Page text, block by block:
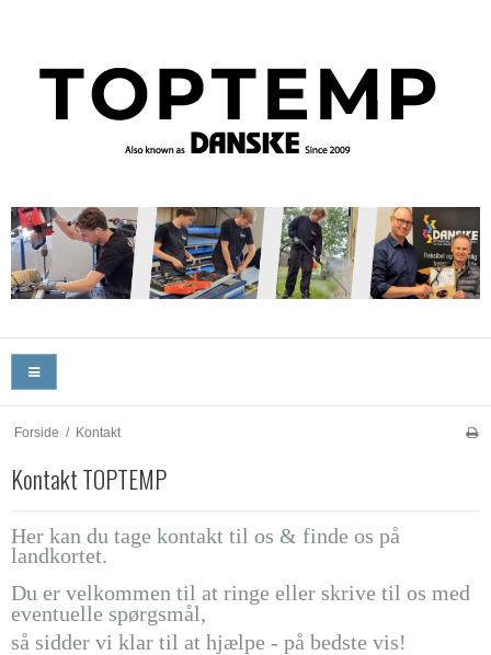
Forside / Kontakt
Kontakt TOPTEMP
Her kan du tage kontakt til os & finde os på
landkortet.
Du er velkommen til at ringe eller skrive til os med
eventuelle spørgsmål,
så sidder vi klar til at hjælpe - på bedste vis!